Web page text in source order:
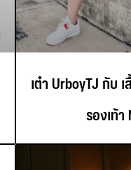
เต๋า UrboyTJ กับ
รองเท้